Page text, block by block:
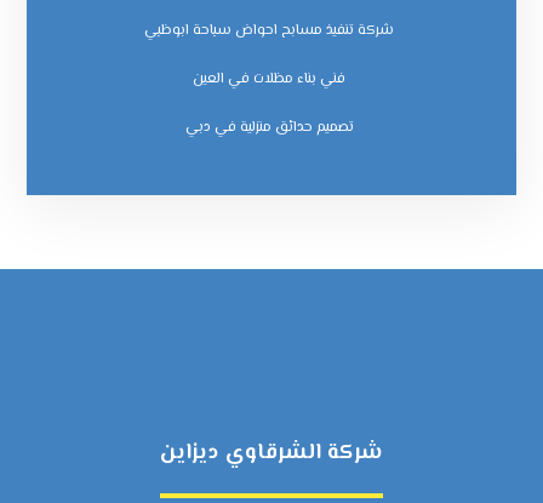
شركة تنفيذ مسابح احواض سباحة ابوظبي
فني بناء مظلات في العين
‏تصميم حدائق منزلية في دبي
شركة الشرقاوي ديزاين